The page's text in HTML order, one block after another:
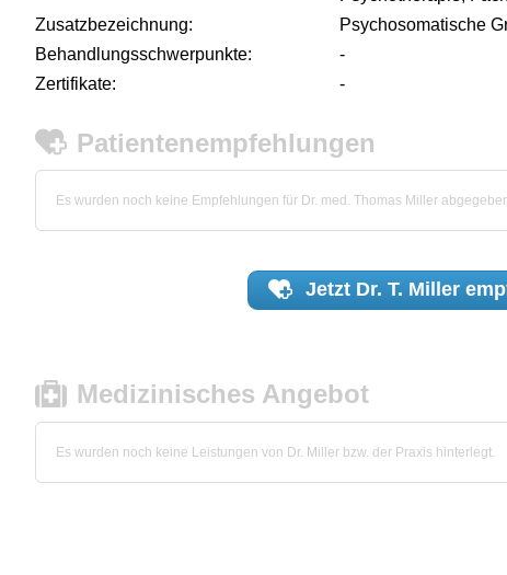
Zusatzbezeichnung:
Psychosomatische
Behandlungsschwerpunkte:
-
Zertifikate:
-
Patientenempfehlungen
Es wurden noch keine Empfehlungen für Dr. med. Thomas Miller
Jetzt Dr. T. Miller
Medizinisches Angebot
Es wurden noch keine Leistungen von Dr. Miller bzw. der Praxis hinterlegt.